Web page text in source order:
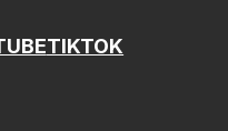
TIKTOK